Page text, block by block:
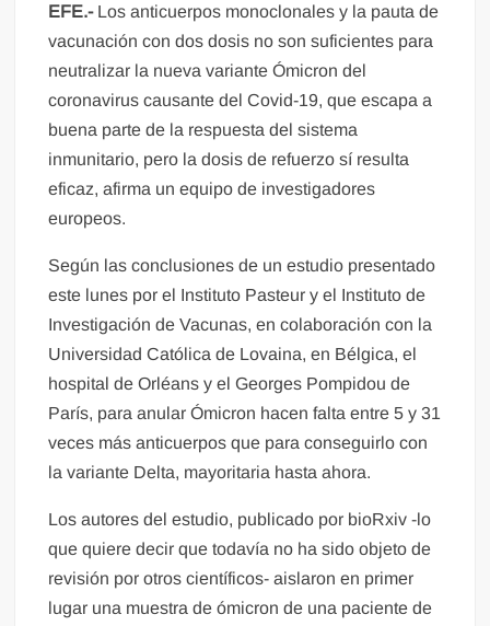
EFE.-Los anticuerpos monoclonales y la pauta de
vacunación con dos dosis no son suficientes para
neutralizar la nueva variante Ómicron del
coronavirus causante del Covid-19, que escapa a
buena parte de la respuesta del sistema
inmunitario, pero la dosis de refuerzo sí resulta
eficaz, afirma un equipo de investigadores
europeos.
Según las conclusiones de un estudio presentado
este lunes por el Instituto Pasteur y el Instituto de
Investigación de Vacunas, en colaboración con la
Universidad Católica de Lovaina, en Bélgica, el
hospital de Orléans y el Georges Pompidou de
París, para anular Ómicron hacen falta entre 5 y 31
veces más anticuerpos que para conseguirlo con
la variante Delta, mayoritaria hasta ahora.
Los autores del estudio, publicado por bioRxiv -lo
que quiere decir que todavía no ha sido objeto de
revisión por otros científicos- aislaron en primer
lugar una muestra de ómicron de una paciente de